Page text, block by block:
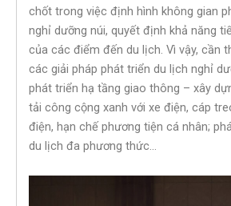
chốt trong việc định hình không gian
nghỉ dưỡng núi, quyết định khả năng
của các điểm đến du lịch. Vì vậy, cần
các giải pháp phát triển du lịch nghỉ
phát triển hạ tầng giao thông – xây
tải công cộng xanh với xe điện, cáp
điện, hạn chế phương tiện cá nhân;
du lịch đa phương thức…